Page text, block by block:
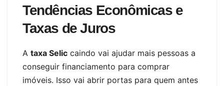
Tendências Econômicas e
Taxas de Juros
A taxa Selic caindo vai ajudar mais pessoas a
conseguir financiamento para comprar
imóveis. Isso vai abrir portas para quem antes